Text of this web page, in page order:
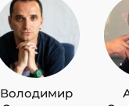
Володимир